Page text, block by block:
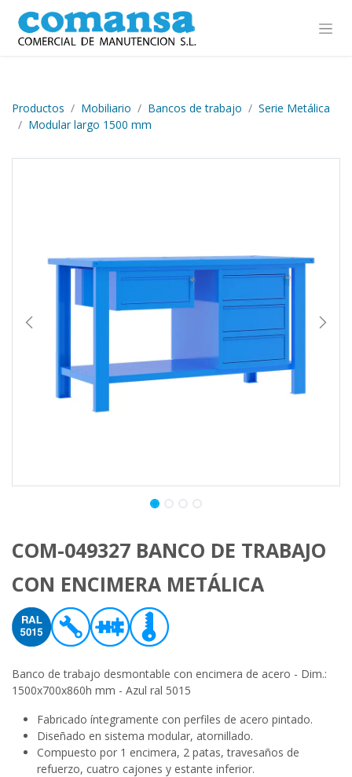
Ir al contenido
Productos Mobiliario Bancos de trabajo
Serie Metálica
Modular largo 1500 mm
COM-049327 BANCO DE TRABAJO
CON ENCIMERA METÁLICA
Banco de trabajo desmontable con encimera de acero - Dim.:
1500x700x860h mm - Azul ral 5015
Fabricado íntegramente con perfiles de acero pintado.
Diseñado en sistema modular, atornillado.
Compuesto por 1 encimera, 2 patas, travesaños de
refuerzo, cuatro cajones y estante inferior.